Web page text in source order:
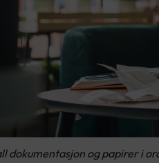
dokumentasjon og papirer i